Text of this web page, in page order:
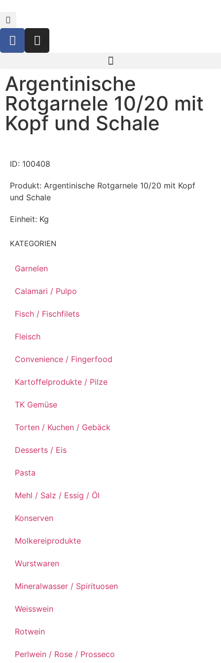
Argentinische
Rotgarnele 10/20 mit
Kopf und Schale
KATEGORIEN
Garnelen
Calamari / Pulpo
Fisch / Fischfilets
Fleisch
Convenience / Fingerfood
Kartoffelprodukte / Pilze
TK Gemüse
Torten / Kuchen / Gebäck
Desserts / Eis
Pasta
Mehl / Salz / Essig / Öl
Konserven
Molkereiprodukte
Wurstwaren
Mineralwasser / Spirituosen
Weisswein
Rotwein
Perlwein / Rose / Prosseco
ID: 100408
Produkt: Argentinische Rotgarnele 10/20 mit Kopf
und Schale
Einheit: Kg